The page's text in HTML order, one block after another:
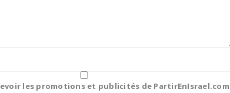
les promotions et publicités de PartirEnIsrael.com